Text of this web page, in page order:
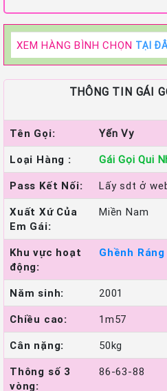
XEM HÀNG BÌNH CHỌN TẠI
THÔNG TIN GÁI
Tên Gọi:
Yến Vy
Loại Hàng :
Gái Gọi Qui
Pass Kết Nối:
Lấy sdt ở
Xuất Xứ Của
Em Gái:
Miền Nam
Khu vực hoạt
động:
Ghềnh
Năm sinh:
2001
Chiều cao:
1m57
Cân nặng:
50kg
Thông số 3
vòng:
86-63-88